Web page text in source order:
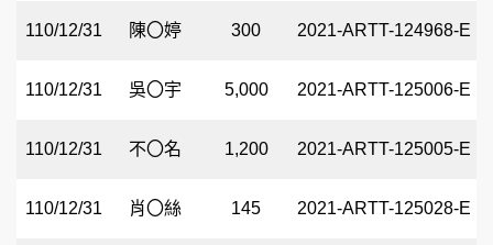
110/12/31 陳〇婷 300 2021-ARTT-124968-E
110/12/31 吳〇宇 5,000 2021-ARTT-125006-E
110/12/31 不〇名 1,200 2021-ARTT-125005-E
110/12/31 肖〇絲 145 2021-ARTT-125028-E